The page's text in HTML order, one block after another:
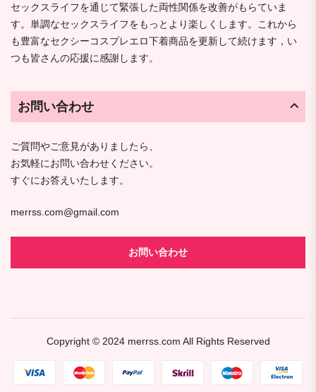
セックスライフを通じて緊張した両性関係を改善がもらていま
す。単調なセックスライフをもっとより楽しくします。これから
も豊富なセクシーコスプレエロ下着商品を更新して続けます，い
つも皆さんの応援に感謝します。
お問い合わせ
ご質問やご意見がありましたら、
お気軽にお問い合わせください。
すぐにお答えいたします。
merrss.com@gmail.com
お問い合わせ
Copyright © 2024 merrss.com All Rights Reserved